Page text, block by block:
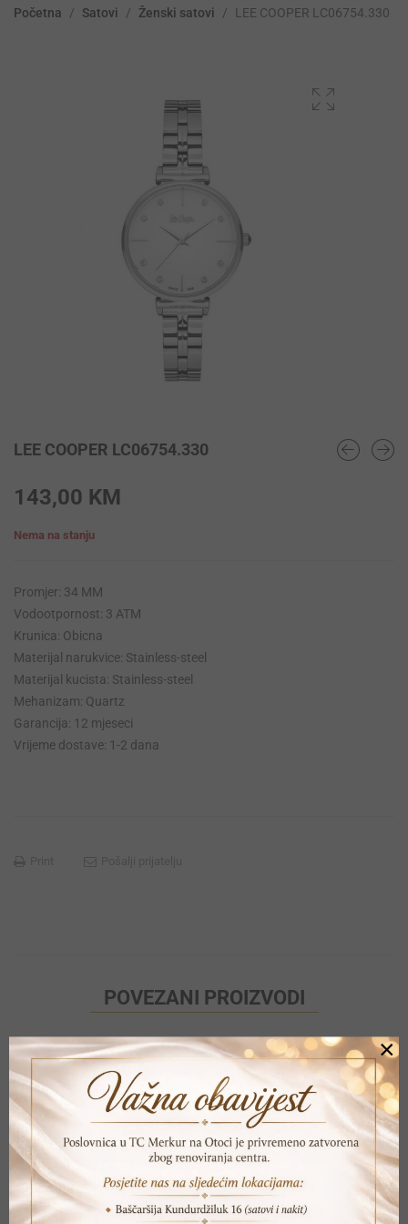
Početna / Satovi / Ženski satovi / LEE COOPER LC06754.330
LEE COOPER LC06754.330
143,00 KM
Nema na stanju
Promjer: 34 MM
Vodootpornost: 3 ATM
Krunica: Obicna
Materijal narukvice: Stainless-steel
Materijal kucista: Stainless-steel
Mehanizam: Quartz
Garancija: 12 mjeseci
Vrijeme dostave: 1-2 dana
POVEZANI PROIZVODI
×